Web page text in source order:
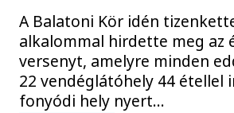
A Balatoni Kör idén
alkalommal hirdette meg az
versenyt, amelyre minden
22 vendéglátóhely 44 étellel
fonyódi hely nyert...